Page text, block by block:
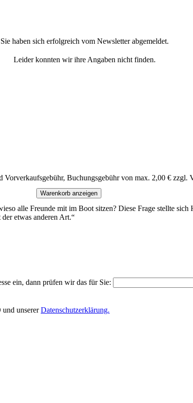
Sie haben sich erfolgreich vom Newsletter abgemeldet.
Leider konnten wir ihre Angaben nicht finden.
Vorverkaufsgebühr, Buchungsgebühr von max. 2,00 € zzgl.
Warenkorb anzeigen
alle Freunde mit im Boot sitzen? Diese Frage stellte
etwas anderen Art.“
ein, dann prüfen wir das für Sie:
unsererDatenschutzerklärung.